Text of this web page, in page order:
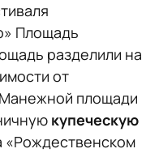
Площадь
разделили на
от
площади
купеческую
«Рождественском